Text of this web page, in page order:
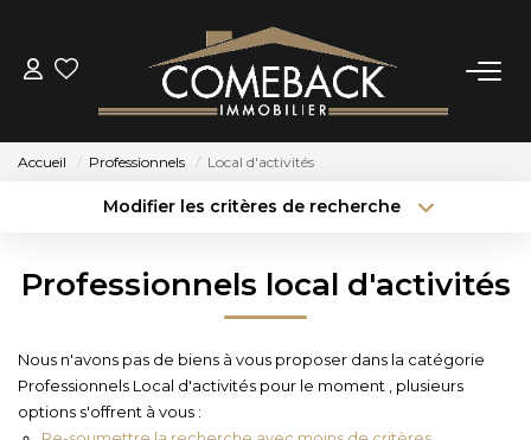
ACHETER
BIENS VENDUS
Accueil Professionnels Local d'activités
Modifier les critères de recherche
Type de bien
Budget max Plus de critères
Créer une alerte
Professionnels local d'activités
Nous n'avons pas de biens à vous proposer dans la catégorie
Professionnels Local d'activités pour le moment , plusieurs
options s'offrent à vous :